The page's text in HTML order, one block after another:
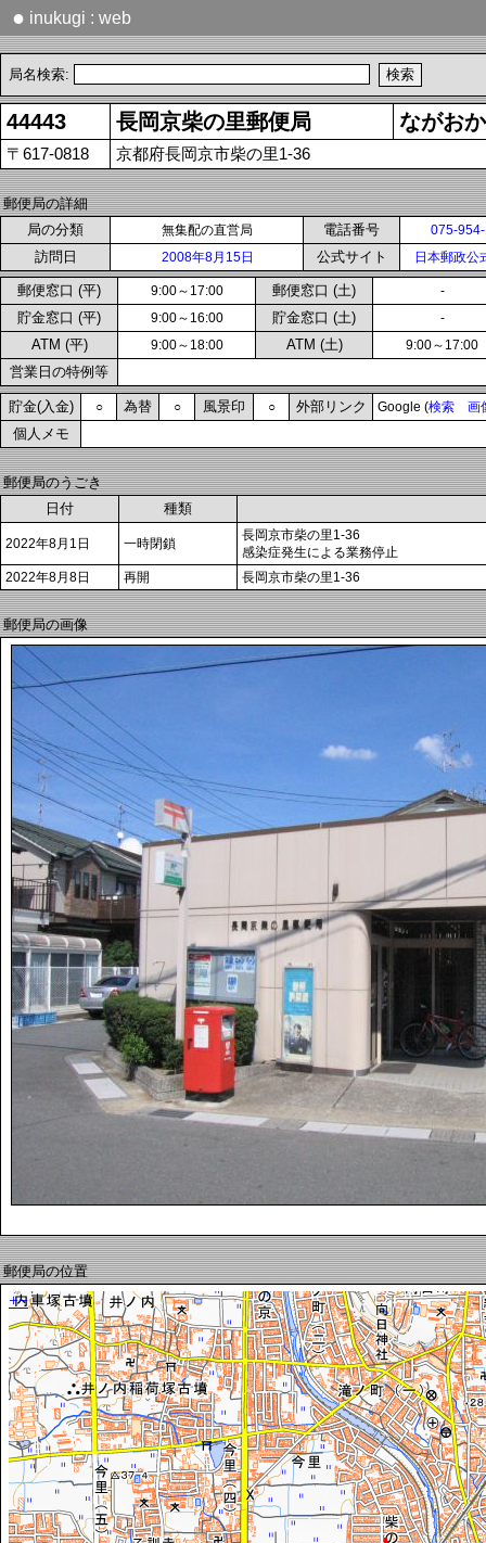
● inukugi : web
局名検索:
44443 長岡京柴の里郵便局 ながお
〒617-0818 京都府長岡京市柴の里1-36
郵便局の詳細
局の分類
無集配の直営局 電話番号 075-
訪問日 2008年8月15日 公式サイト 日本郵政公
郵便窓口 (平) 9:00～17:00 郵便窓口 (土) -
貯金窓口 (平) 9:00～16:00 貯金窓口 (土) -
ATM (平) 9:00～18:00 ATM (土) 9:00～17:00
営業日の特例等
貯金(入金) ○ 為替 ○ 風景印 ○ 外部リンク Google (検索 画
個人メモ
郵便局のうごき
日付
種類
2022年8月1日 一時閉鎖
長岡京市柴の里1-36
感染症発生による業務停止
2022年8月8日
再開 長岡京市柴の里1-36
郵便局の画像
郵便局の位置